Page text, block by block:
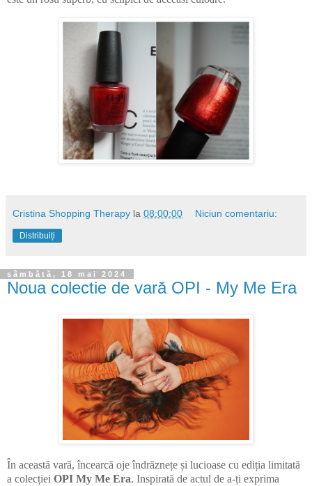
Cristina Shopping Therapy la 08:00:00 Niciun comentariu:
Distribuiți
sâmbătă, 18 mai 2024
Noua colectie de vară OPI - My Me Era
În această vară, încearcă oje îndrăznețe și lucioase cu ediția limitată
a colecției OPI My Me Era. Inspirată de actul de a-ți exprima